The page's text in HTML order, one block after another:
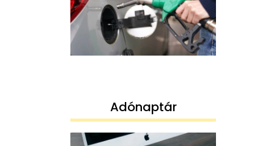
Adónaptár